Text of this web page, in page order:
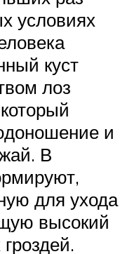
условиях
куст
лоз
и
В
для ухода
высокий